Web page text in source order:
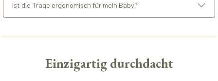
Ist die Trage ergonomisch für mein Baby?
Einzigartig durchdacht